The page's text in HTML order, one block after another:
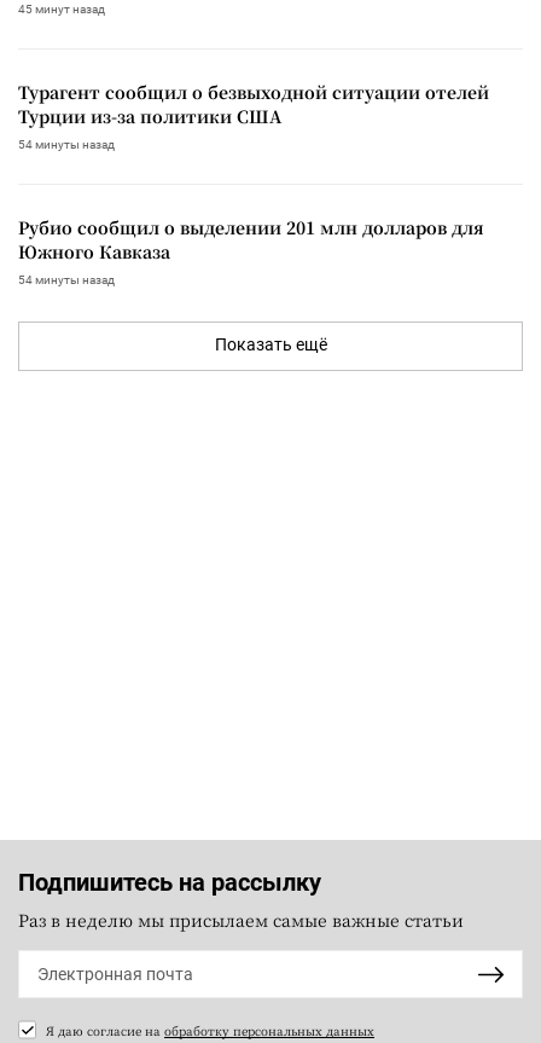
45 минут назад
Турагент сообщил о безвыходной ситуации отелей
Турции из-за политики США
54 минуты назад
Рубио сообщил о выделении 201 млн долларов для
Южного Кавказа
54 минуты назад
Показать ещё
Подпишитесь на рассылку
Раз в неделю мы присылаем самые важные статьи
Я даю согласие на обработку персональных данных